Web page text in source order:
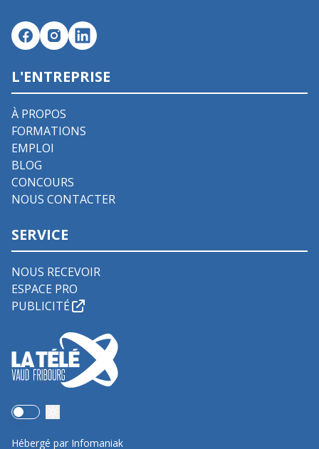
L'ENTREPRISE
À PROPOS
FORMATIONS
EMPLOI
BLOG
CONCOURS
NOUS CONTACTER
SERVICE
NOUS RECEVOIR
ESPACE PRO
PUBLICITÉ
Use setting
Hébergé par Infomaniak